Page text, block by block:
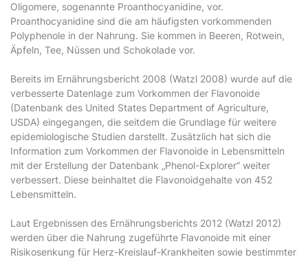
Oligomere, sogenannte Proanthocyanidine, vor.
Proanthocyanidine sind die am häufigsten vorkommenden
Polyphenole in der Nahrung. Sie kommen in Beeren, Rotwein,
Äpfeln, Tee, Nüssen und Schokolade vor.
Bereits im Ernährungsbericht 2008 (Watzl 2008) wurde auf die
verbesserte Datenlage zum Vorkommen der Flavonoide
(Datenbank des United States Department of Agriculture,
USDA) eingegangen, die seitdem die Grundlage für weitere
epidemiologische Studien darstellt. Zusätzlich hat sich die
Information zum Vorkommen der Flavonoide in Lebensmitteln
mit der Erstellung der Datenbank „Phenol-Explorer“ weiter
verbessert. Diese beinhaltet die Flavonoidgehalte von 452
Lebensmitteln.
Laut Ergebnissen des Ernährungsberichts 2012 (Watzl 2012)
werden über die Nahrung zugeführte Flavonoide mit einer
Risikosenkung für Herz-Kreislauf-Krankheiten sowie bestimmter